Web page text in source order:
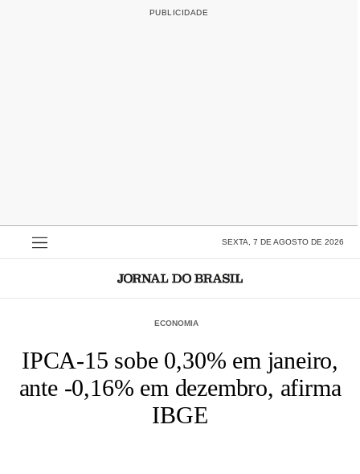
SEXTA, 7 DE AGOSTO DE 2026
ECONOMIA
IPCA-15 sobe 0,30% em janeiro,
ante -0,16% em dezembro, afirma
IBGE